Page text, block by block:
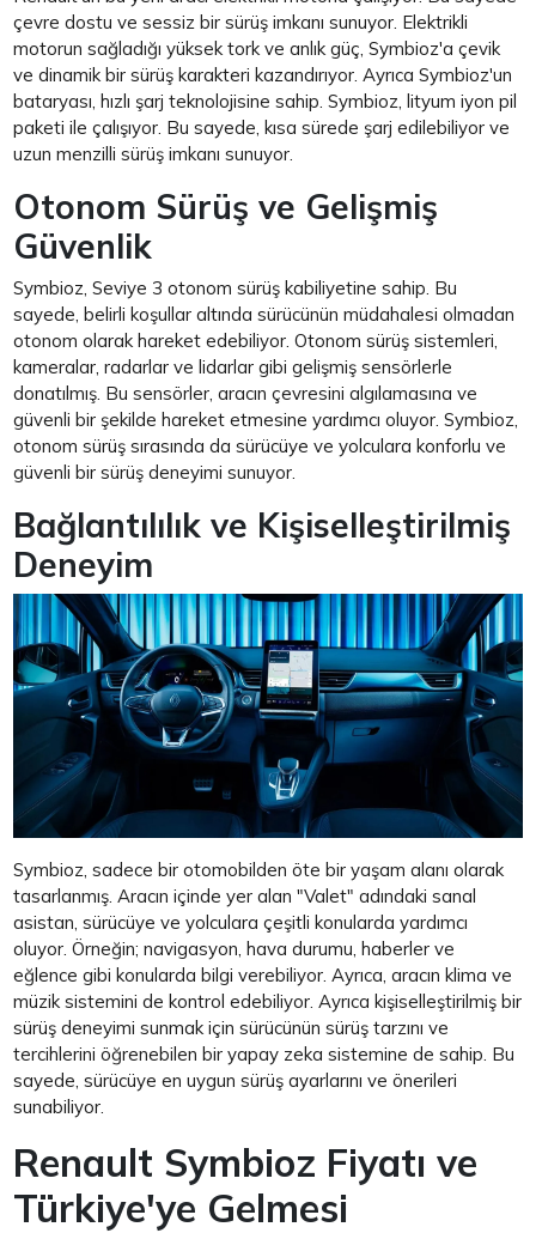
çevre dostu ve sessiz bir sürüş imkanı sunuyor. Elektrikli
motorun sağladığı yüksek tork ve anlık güç, Symbioz'a çevik
ve dinamik bir sürüş karakteri kazandırıyor. Ayrıca Symbioz'un
bataryası, hızlı şarj teknolojisine sahip. Symbioz, lityum iyon pil
paketi ile çalışıyor. Bu sayede, kısa sürede şarj edilebiliyor ve
uzun menzilli sürüş imkanı sunuyor.
Otonom Sürüş ve Gelişmiş
Güvenlik
Symbioz, Seviye 3 otonom sürüş kabiliyetine sahip. Bu
sayede, belirli koşullar altında sürücünün müdahalesi olmadan
otonom olarak hareket edebiliyor. Otonom sürüş sistemleri,
kameralar, radarlar ve lidarlar gibi gelişmiş sensörlerle
donatılmış. Bu sensörler, aracın çevresini algılamasına ve
güvenli bir şekilde hareket etmesine yardımcı oluyor. Symbioz,
otonom sürüş sırasında da sürücüye ve yolculara konforlu ve
güvenli bir sürüş deneyimi sunuyor.
Bağlantılılık ve Kişiselleştirilmiş
Deneyim
Symbioz, sadece bir otomobilden öte bir yaşam alanı olarak
tasarlanmış. Aracın içinde yer alan "Valet" adındaki sanal
asistan, sürücüye ve yolculara çeşitli konularda yardımcı
oluyor. Örneğin; navigasyon, hava durumu, haberler ve
eğlence gibi konularda bilgi verebiliyor. Ayrıca, aracın klima ve
müzik sistemini de kontrol edebiliyor. Ayrıca kişiselleştirilmiş bir
sürüş deneyimi sunmak için sürücünün sürüş tarzını ve
tercihlerini öğrenebilen bir yapay zeka sistemine de sahip. Bu
sayede, sürücüye en uygun sürüş ayarlarını ve önerileri
sunabiliyor.
Renault Symbioz Fiyatı ve
Türkiye'ye Gelmesi